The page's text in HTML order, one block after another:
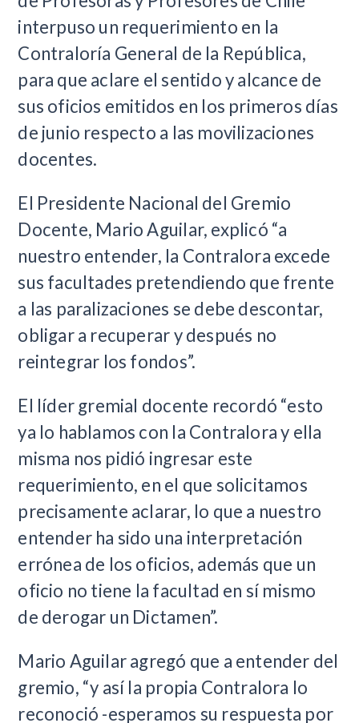
interpuso un requerimiento en la
Contraloría General de la República,
para que aclare el sentido y alcance de
sus oficios emitidos en los primeros días
de junio respecto a las movilizaciones
docentes.
El Presidente Nacional del Gremio
Docente, Mario Aguilar, explicó “a
nuestro entender, la Contralora excede
sus facultades pretendiendo que frente
a las paralizaciones se debe descontar,
obligar a recuperar y después no
reintegrar los fondos”.
El líder gremial docente recordó “esto
ya lo hablamos con la Contralora y ella
misma nos pidió ingresar este
requerimiento, en el que solicitamos
precisamente aclarar, lo que a nuestro
entender ha sido una interpretación
errónea de los oficios, además que un
oficio no tiene la facultad en sí mismo
de derogar un Dictamen”.
Mario Aguilar agregó que a entender del
gremio, “y así la propia Contralora lo
reconoció -esperamos su respuesta por